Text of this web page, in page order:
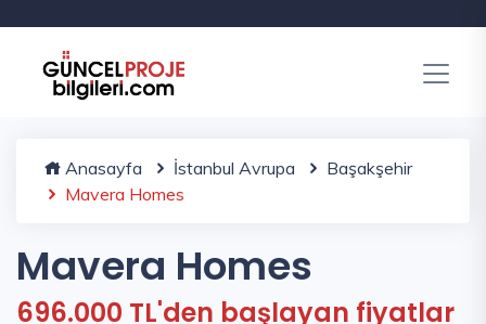
Anasayfa İstanbul Avrupa
Başakşehir
Mavera Homes
Mavera Homes
696.000 TL'den başlayan fiyatlar